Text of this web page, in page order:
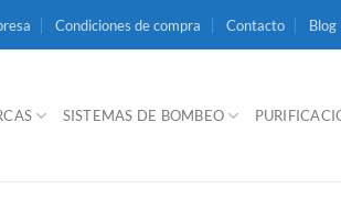
Condiciones de compra Contacto Blog
SISTEMAS DE BOMBEO